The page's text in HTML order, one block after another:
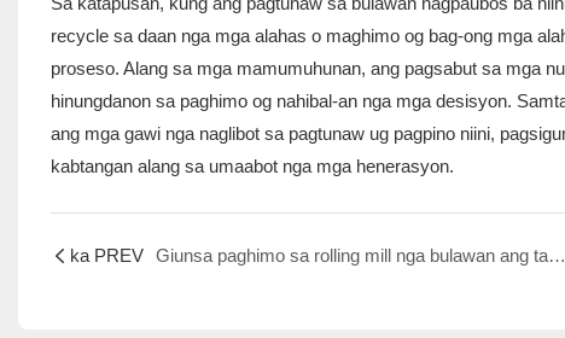
recycle sa daan nga mga alahas o maghimo og bag-ong mga
proseso. Alang sa mga mamumuhunan, ang pagsabut sa mga
hinungdanon sa paghimo og nahibal-an nga mga desisyon.
ang mga gawi nga naglibot sa pagtunaw ug pagpino niini,
kabtangan alang sa umaabot nga mga henerasyon.
ka PREV Giunsa paghimo sa rolling mill nga bulawan ang taas nga kalidad nga mga strips alang sa paghimo og alahas? mga tiggama